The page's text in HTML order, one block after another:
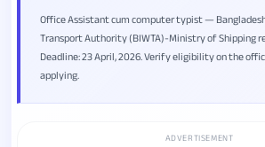
Office Assistant cum computer typist —
Transport Authority (BIWTA)-Ministry of Shipping
Deadline: 23 April, 2026. Verify eligibility on the
applying.
ADVERTISEMENT